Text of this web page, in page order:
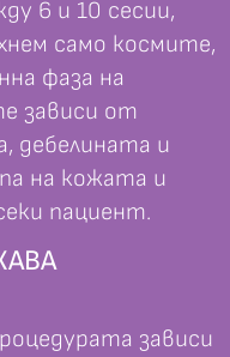
6 и 10 сесии,
само космите,
фаза на
зависи от
дебелината и
на кожата и
пациент.
зависи